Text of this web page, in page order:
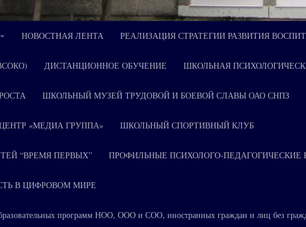
НОВОСТНАЯ ЛЕНТА РЕАЛИЗАЦИЯ СТРАТЕГИИ РАЗВИТИЯ
ДИСТАНЦИОННОЕ ОБУЧЕНИЕ ШКОЛЬНАЯ
ШКОЛЬНЫЙ МУЗЕЙ ТРУДОВОЙ И БОЕВОЙ СЛАВЫ ОАО СНПЗ
«МЕДИА ГРУППА» ШКОЛЬНЫЙ СПОРТИВНЫЙ КЛУБ
“ВРЕМЯ ПЕРВЫХ” ПРОФИЛЬНЫЕ ПСИХОЛОГО-ПЕДАГОГИЧЕСКИЕ
В ЦИФРОВОМ МИРЕ
программ НОО, ООО и СОО, иностранных граждан и лиц без